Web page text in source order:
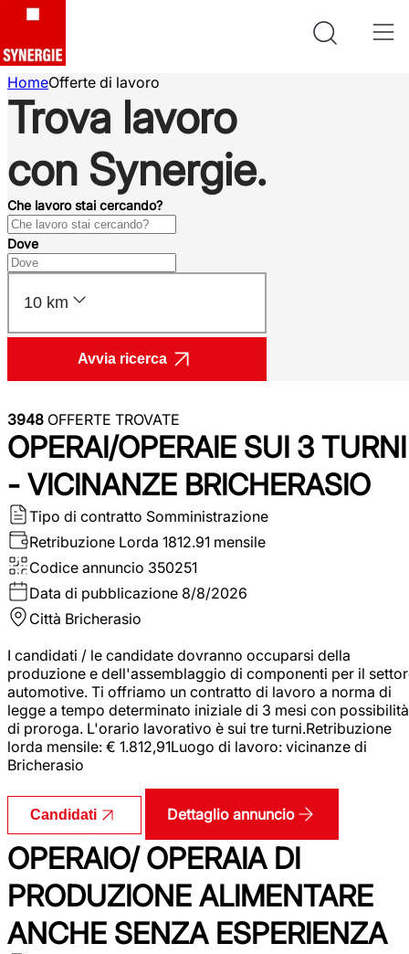
HomeOfferte di lavoro
Trova lavoro
con Synergie.
Che lavoro stai cercando?
Dove
10 km
Avvia ricerca
3948 OFFERTE TROVATE
OPERAI/OPERAIE SUI 3 TURNI
- VICINANZE BRICHERASIO
Tipo di contratto Somministrazione
Retribuzione Lorda 1812.91 mensile
Codice annuncio 350251
Data di pubblicazione 8/8/2026
Città Bricherasio
I candidati / le candidate dovranno occuparsi della
produzione e dell'assemblaggio di componenti per il
automotive. Ti offriamo un contratto di lavoro a norma di
legge a tempo determinato iniziale di 3 mesi con possibilità
di proroga. L'orario lavorativo è sui tre turni.Retribuzione
lorda mensile: € 1.812,91Luogo di lavoro: vicinanze di
Bricherasio
Candidati Dettaglio annuncio
OPERAIO/ OPERAIA DI
PRODUZIONE ALIMENTARE
ANCHE SENZA ESPERIENZA